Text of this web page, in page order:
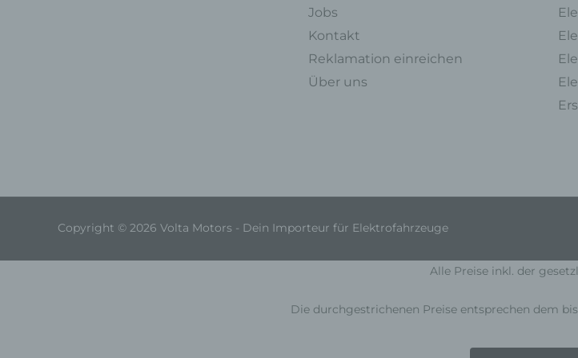
Jobs
Kontakt
Reklamation einreichen
Über uns
Copyright © 2026 Volta Motors - Dein Importeur für Elektrofahrzeuge
Alle Preise inkl. der
Die durchgestrichenen Preise entsprechen dem
Interessen, Zuverlässigkeit, Verhalten,
dieser natürlichen Person zu analysieren
f) Pseudonymisierung
Pseudonymisierung ist die Verarbeitung
Weise, auf welche die
g) Verantwortlicher oder für
Verantwortlicher oder für die Verarbeitung
oder gemeinsam mit anderen über die
dieser Verarbeitung durch das